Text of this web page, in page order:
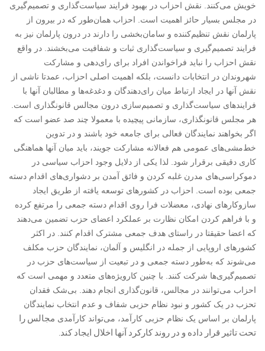
خویش می‌کنند. نقش احزاب در بهبود فرایند سیاست‌گذاری و تصمیم‌گیری
در مجلس بسیار حائز اهمیت است. احزاب همان‌طور که در بیرون از
پارلمان نقش تنظیم‌کننده و سامان‌بخشی را دارند در درون پارلمان نیز به
فرایند تصمیم‌گیری و سیاست‌گذاری ثبات و شفافیت می‌بخشند. در واقع
نقش احزاب را نباید فراخواندن افراد برای رای‌دهی و مشارکت
شهروندان در انتخابات دانست، بلکه اهمیت اصلی احزاب، عمدتا ناشی از
نقش آنها در ایجاد ارتباط میان رای‌دهندگان و دغدغه‌ها و مطالبان آنها با
فرایندهای سیاست‌گذاری و تصمیم‌سازی درون مجالس قانونگذاری است.
هر مجلس قانونگذاری، سازمانی پیچیده با معمولا چند صد عضو است که
اگر بخواهند نمایندگان فعالی برای جامعه خود باشند و در تدوین
خط‌مشی‌های عمومی هم فعالانه مشارکت جویند، باید میان آنها هماهنگی
کاری دقیقی برقرار شود. لذا یکی از دلایل وجود احزاب سیاسی در
دموکراسی‌های مدرن غلبه کردن و فائق آمدن بر دشواری‌های اقدام دسته
جمعی بوده است. احزاب در کشورهای توسعه یافته از طریق ایجاد
سازوکارهای نهادی، معضلات فرا روی اقدام دسته جمعی را مرتفع کرده
و با فراهم کردن امکان نظارت بر عملکرد اعضای حزب تضمین می‌دهند
که اعضا حقیقتا در راستای هدف جمعی مشترک اقدام کنند. در اکثر
کشورهای اروپایی از جمله در انگلیس و آلمان، نمایندگان حزب مکلف
می‌شوند که به‌طور دسته جمعی و در تبعیت از سیاست‌های حزب در
تصمیم‌گیری‌ها شرکت کنند. با چنین کارویژه‌های متعدد و مهمی است که
احزاب می‌توانند در مجالس، قانون‌گذاری انجام دهند. بی‌شک فقدان
تحزب در یک کشور و نبود نظام حزبی شفاف و عدم انتخاب نمایندگان
پارلمان بر اساس یک نظام حزبی کارآمد، می‌تواند کارآمدی مجالس را
تحت تاثیر قرار داده و در روند کارکرد آنها اخلال ایجاد کند.